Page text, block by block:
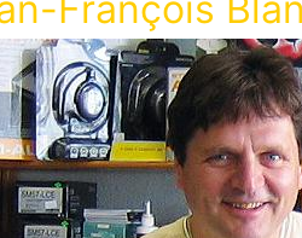
François